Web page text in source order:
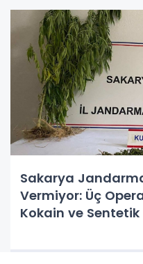
Sakarya
Vermiyor: Üç
Kokain ve Sentetik